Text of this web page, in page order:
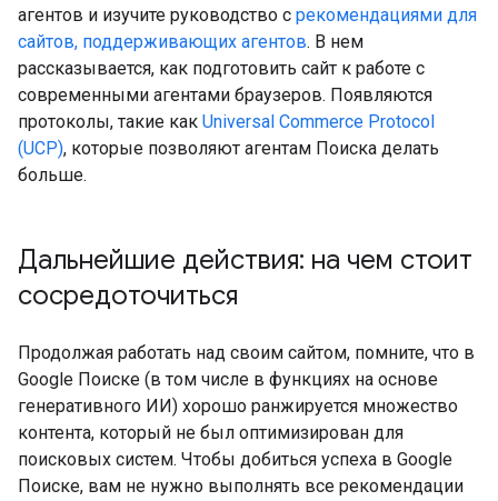
агентов и изучите руководство с рекомендациями для
сайтов, поддерживающих агентов. В нем
рассказывается, как подготовить сайт к работе с
современными агентами браузеров. Появляются
протоколы, такие как Universal Commerce Protocol
(UCP), которые позволяют агентам Поиска делать
больше.
Дальнейшие действия: на чем стоит
сосредоточиться
Продолжая работать над своим сайтом, помните, что в
Google Поиске (в том числе в функциях на основе
генеративного ИИ) хорошо ранжируется множество
контента, который не был оптимизирован для
поисковых систем. Чтобы добиться успеха в Google
Поиске, вам не нужно выполнять все рекомендации